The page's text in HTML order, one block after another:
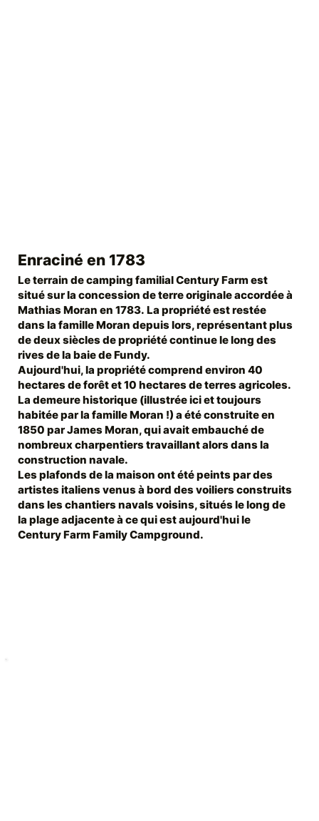
Enraciné en 1783
Le terrain de camping familial Century Farm est
situé sur la concession de terre originale accordée à
Mathias Moran en 1783. La propriété est restée
dans la famille Moran depuis lors, représentant plus
de deux siècles de propriété continue le long des
rives de la baie de Fundy.
Aujourd'hui, la propriété comprend environ 40
hectares de forêt et 10 hectares de terres agricoles.
La demeure historique (illustrée ici et toujours
habitée par la famille Moran !) a été construite en
1850 par James Moran, qui avait embauché de
nombreux charpentiers travaillant alors dans la
construction navale.
Les plafonds de la maison ont été peints par des
artistes italiens venus à bord des voiliers construits
dans les chantiers navals voisins, situés le long de
la plage adjacente à ce qui est aujourd'hui le
Century Farm Family Campground.